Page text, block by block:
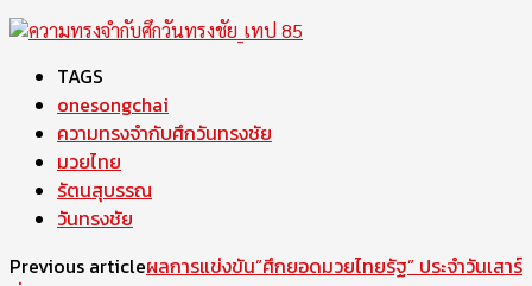
TAGS
onesongchai
ความทรงจำกับศึกวันทรงชัย
มวยไทย
รัตนสุบรรณ
วันทรงชัย
Previous articleผลการแข่งขัน”ศึกยอดมวยไทยรัฐ” ประจำวันเสาร์